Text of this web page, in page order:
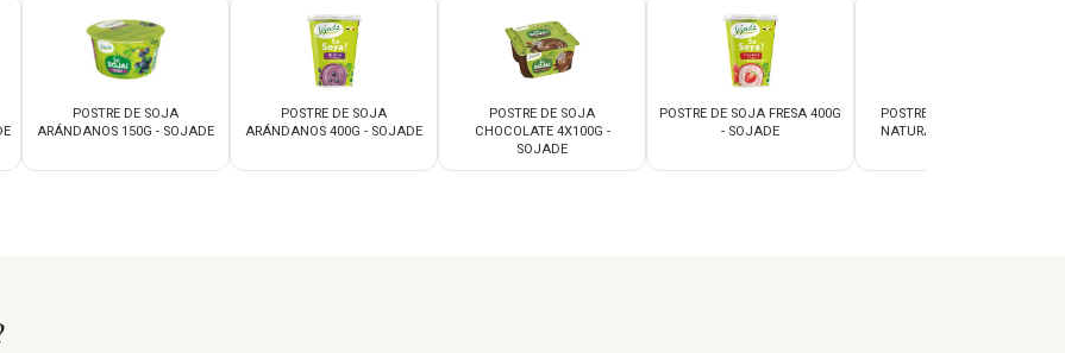
POSTRE DE SOJA
ARÁNDANOS 150G - SOJADE
POSTRE DE SOJA
ARÁNDANOS 400G - SOJADE
POSTRE DE SOJA
CHOCOLATE 4X100G -
SOJADE
POSTRE DE SOJA FRESA 400G
- SOJADE
POSTRE DE SOJA GRIEGO
NATURAL 400G - SOJADE